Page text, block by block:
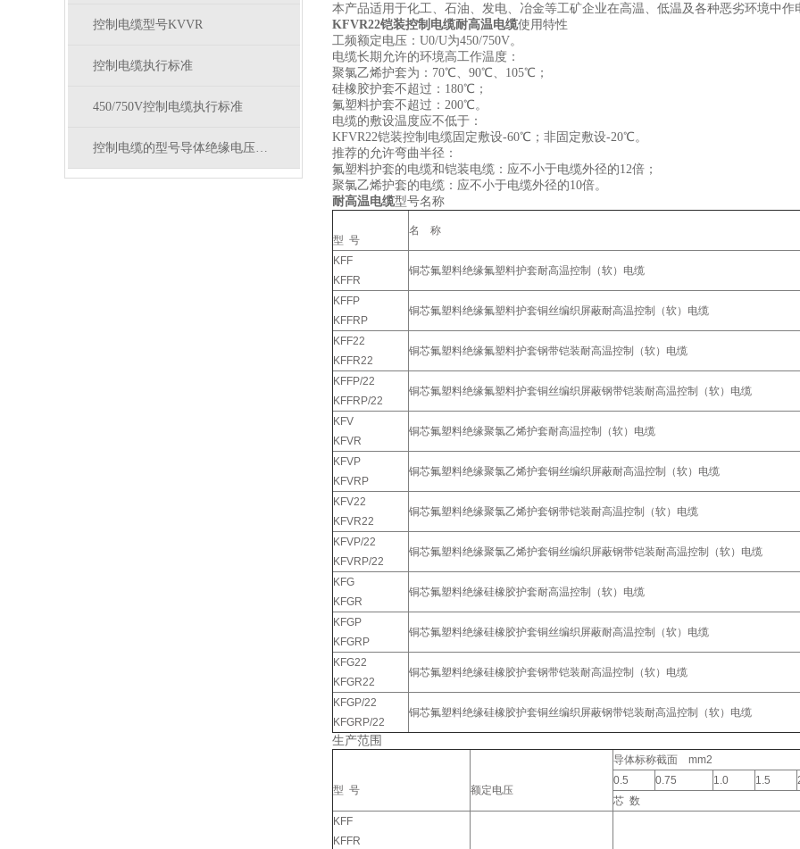
控制电缆型号KVVR
控制电缆执行标准
450/750V控制电缆执行标准
控制电缆的型号导体绝缘电压及电气性能
本产品适用于化工、石油、发电、冶金等工矿企业在高温、低温及各种恶劣环境中
KFVR22铠装控制电缆耐高温电缆使用特性
工频额定电压：U0/U为450/750V。
电缆长期允许的环境高工作温度：
聚氯乙烯护套为：70℃、90℃、105℃；
硅橡胶护套不超过：180℃；
氟塑料护套不超过：200℃。
电缆的敷设温度应不低于：
KFVR22铠装控制电缆固定敷设-60℃；非固定敷设-20℃。
推荐的允许弯曲半径：
氟塑料护套的电缆和铠装电缆：应不小于电缆外径的12倍；
聚氯乙烯护套的电缆：应不小于电缆外径的10倍。
耐高温电缆型号名称
型 号
名 称
KFF
KFFR
铜芯氟塑料绝缘氟塑料护套耐高温控制（软）电缆
KFFP
KFFRP
铜芯氟塑料绝缘氟塑料护套铜丝编织屏蔽耐高温控制（软）电缆
KFF22
KFFR22
铜芯氟塑料绝缘氟塑料护套钢带铠装耐高温控制（软）电缆
KFFP/22
KFFRP/22
铜芯氟塑料绝缘氟塑料护套铜丝编织屏蔽钢带铠装耐高温控制（软）电缆
KFV
KFVR
铜芯氟塑料绝缘聚氯乙烯护套耐高温控制（软）电缆
KFVP
KFVRP
铜芯氟塑料绝缘聚氯乙烯护套铜丝编织屏蔽耐高温控制（软）电缆
KFV22
KFVR22
铜芯氟塑料绝缘聚氯乙烯护套钢带铠装耐高温控制（软）电缆
KFVP/22
KFVRP/22
铜芯氟塑料绝缘聚氯乙烯护套铜丝编织屏蔽钢带铠装耐高温控制（软）电缆
KFG
KFGR
铜芯氟塑料绝缘硅橡胶护套耐高温控制（软）电缆
KFGP
KFGRP
铜芯氟塑料绝缘硅橡胶护套铜丝编织屏蔽耐高温控制（软）电缆
KFG22
KFGR22
铜芯氟塑料绝缘硅橡胶护套钢带铠装耐高温控制（软）电缆
KFGP/22
KFGRP/22
铜芯氟塑料绝缘硅橡胶护套铜丝编织屏蔽钢带铠装耐高温控制（软）电缆
生产范围
型 号 额定电压
导体标称截面 mm2
0.5
0.75 1.0 1.5
芯 数
KFF
KFFR